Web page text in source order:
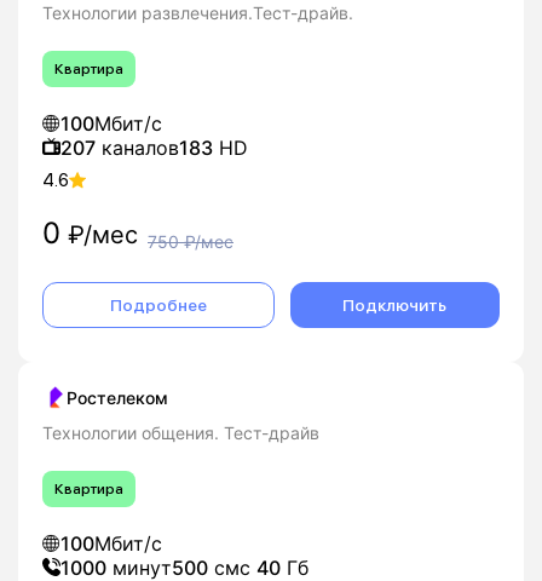
Технологии развлечения.Тест-драйв.
Квартира
100Мбит/с
207 каналов183 HD
4.6
0 ₽/мес 750₽/мес
Подробнее Подключить
Ростелеком
Технологии общения. Тест-драйв
Квартира
100Мбит/с
1000 минут500 смс 40 Гб